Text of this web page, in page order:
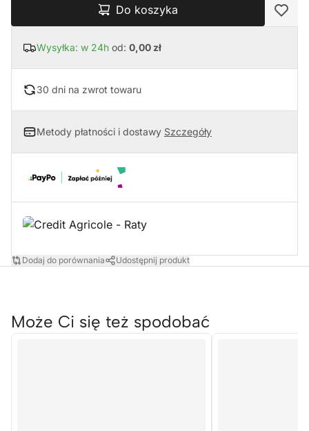
Do koszyka
Wysyłka: w 24h od: 0,00 zł
30 dni na zwrot towaru
Metody płatności i dostawy Szczegóły
Dodaj do porównania Udostępnij produkt
Może Ci się też spodobać